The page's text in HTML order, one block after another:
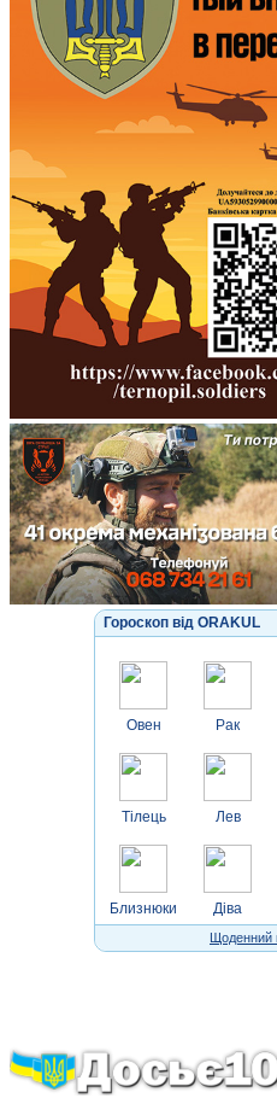
Гороскоп від ORAKUL
Овен
Тілець
Близнюки
Рак
Лев
Діва
Щоденний